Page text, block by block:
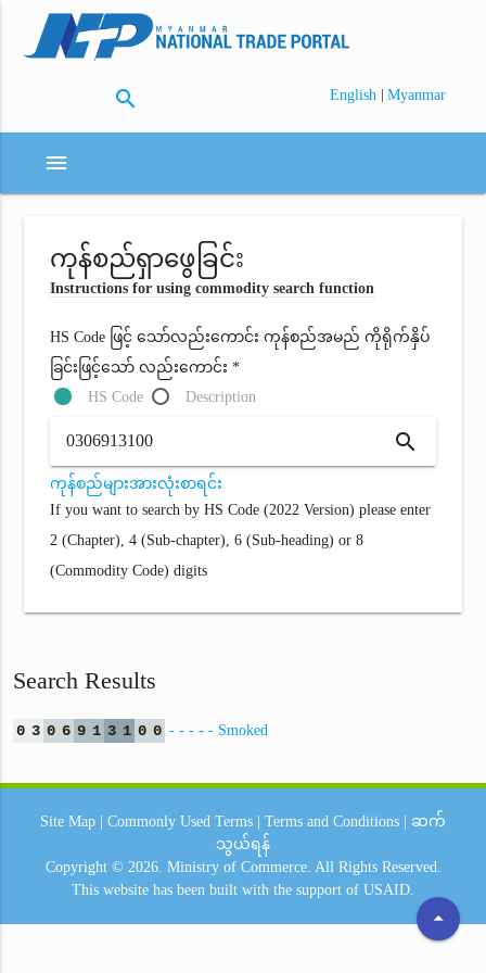
search English | Myanmar
menu
ကုန်စည်ရှာဖွေခြင်း
Instructions for using commodity search function
HS Code ဖြင့် သော်လည်းကောင်း ကုန်စည်အမည် ကိုရိုက်နှိပ်
ခြင်းဖြင့်သော် လည်းကောင်း *
HS Code
Description
search
ကုန်စည်များအားလုံးစာရင်း
If you want to search by HS Code (2022 Version) please enter
2 (Chapter), 4 (Sub-chapter), 6 (Sub-heading) or 8
(Commodity Code) digits
Search Results
0 3 0 6 9 1 3 1 0 0 - - - - - Smoked
arrow_drop_up
Site Map Commonly Used Terms Terms and Conditions
ဆက်
သွယ်ရန်
Copyright © 2026. Ministry of Commerce. All Rights Reserved.
This website has been built with the support of USAID.